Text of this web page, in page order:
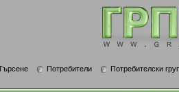
Потребители Потребителски